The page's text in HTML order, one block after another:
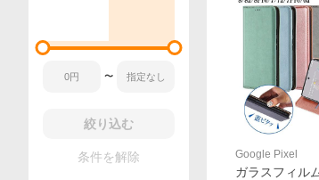
Google Pixel
ガラスフィル
〜
絞り込む
条件を解除